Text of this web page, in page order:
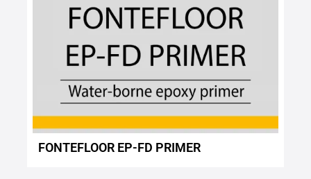
FONTEFLOOR EP-FD PRIMER